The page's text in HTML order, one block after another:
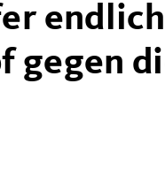
endlich
gegen